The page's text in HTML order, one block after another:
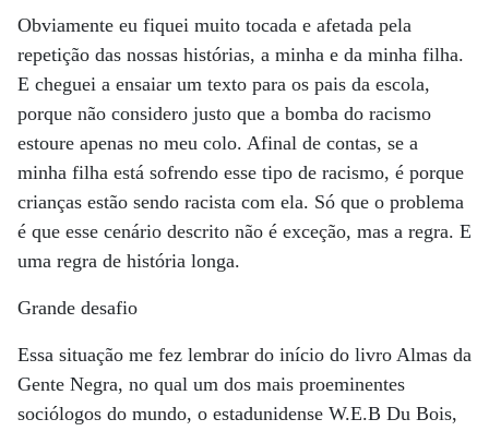
Obviamente eu fiquei muito tocada e afetada pela
repetição das nossas histórias, a minha e da minha filha.
E cheguei a ensaiar um texto para os pais da escola,
porque não considero justo que a bomba do racismo
estoure apenas no meu colo. Afinal de contas, se a
minha filha está sofrendo esse tipo de racismo, é porque
crianças estão sendo racista com ela. Só que o problema
é que esse cenário descrito não é exceção, mas a regra. E
uma regra de história longa.
Grande desafio
Essa situação me fez lembrar do início do livro Almas da
Gente Negra, no qual um dos mais proeminentes
sociólogos do mundo, o estadunidense W.E.B Du Bois,